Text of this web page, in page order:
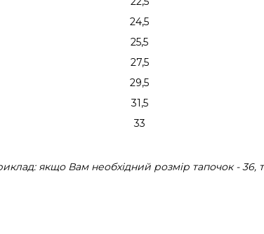
24,5
25,5
27,5
29,5
31,5
33
якщо Вам необхідний розмір тапочок - 36,